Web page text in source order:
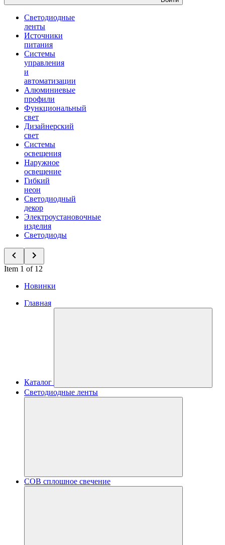
Светодиодные
ленты
Источники
питания
Системы
управления
и
автоматизации
Алюминиевые
профили
Функциональный
свет
Дизайнерский
свет
Системы
освещения
Наружное
освещение
Гибкий
неон
Светодиодный
декор
Электроустановочные
изделия
Светодиоды
Item 1 of 12
Новинки
Главная
Каталог
Светодиодные ленты
COB сплошное свечение